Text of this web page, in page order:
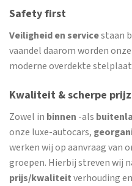
Safety first
Veiligheid en servicestaan
vaandel daarom worden
moderne overdekte
Kwaliteit & scherpe
Zowel in binnen -als
onze luxe-autocars,
werken wij op aanvraag van
groepen. Hierbij streven wij
prijs/kwaliteitverhouding